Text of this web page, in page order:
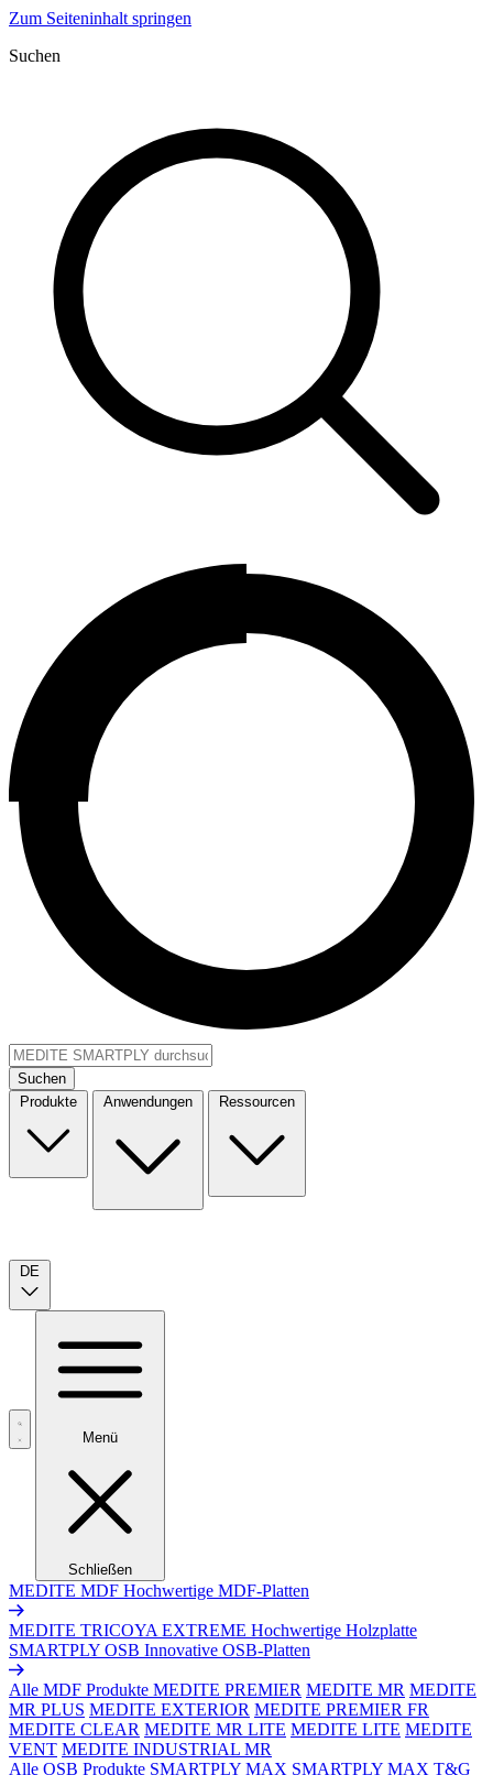
Zum Seiteninhalt springen
Suchen
Suchen
Produkte
Anwendungen Ressourcen
DE
Menü
Schließen
MEDITE MDF Hochwertige MDF-Platten
MEDITE TRICOYA EXTREME Hochwertige Holzplatte
SMARTPLY OSB Innovative OSB-Platten
Alle MDF Produkte MEDITE PREMIER MEDITE MR MEDITE
MR PLUS MEDITE EXTERIOR MEDITE PREMIER FR
MEDITE CLEAR MEDITE MR LITE MEDITE LITE MEDITE
VENT MEDITE INDUSTRIAL MR
Alle OSB Produkte SMARTPLY MAX SMARTPLY MAX T&G